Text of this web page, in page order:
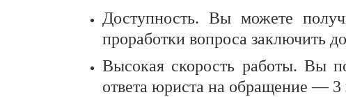
Доступность. Вы можете
проработки вопроса заключить
Высокая скорость работы. Вы
ответа юриста на обращение —